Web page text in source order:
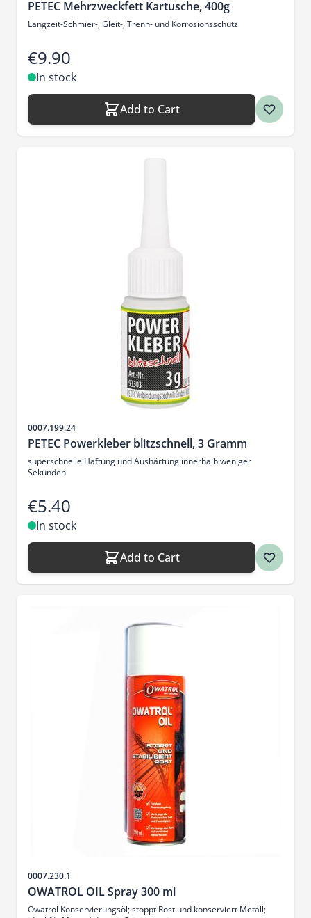
PETEC Mehrzweckfett Kartusche, 400g
Langzeit-Schmier-, Gleit-, Trenn- und Korrosionsschutz
€9.90
In stock
Add to Cart
Sku
0007.199.24
PETEC Powerkleber blitzschnell, 3 Gramm
superschnelle Haftung und Aushärtung innerhalb weniger
Sekunden
€5.40
In stock
Add to Cart
Sku
0007.230.1
OWATROL OIL Spray 300 ml
Owatrol Konservierungsöl; stoppt Rost und konserviert Metall;